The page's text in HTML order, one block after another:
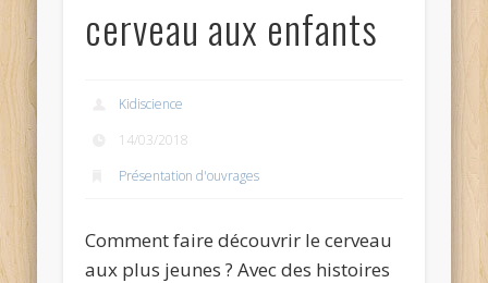
cerveau aux enfants
Kidiscience
14/03/2018
Présentation d'ouvrages
Comment faire découvrir le cerveau
aux plus jeunes ? Avec des histoires